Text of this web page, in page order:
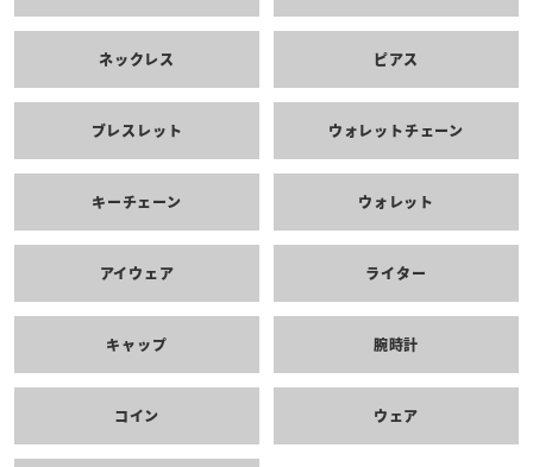
ネックレス ピアス
ブレスレット ウォレットチェーン
キーチェーン ウォレット
アイウェア ライター
キャップ 腕時計
コイン ウェア